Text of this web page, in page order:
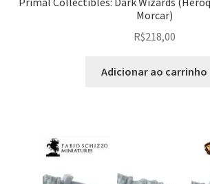
Morcar)
R$218,00
Adicionar ao carrinho